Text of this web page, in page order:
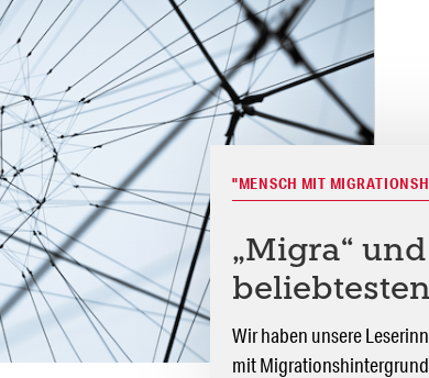
"MENSCH MIT
„Migra“
Wir haben unsere
mit